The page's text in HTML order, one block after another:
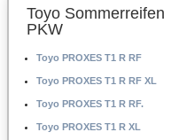
Toyo Sommerreifen
PKW
Toyo PROXES T1 R RF
Toyo PROXES T1 R RF XL
Toyo PROXES T1 R RF.
Toyo PROXES T1 R XL